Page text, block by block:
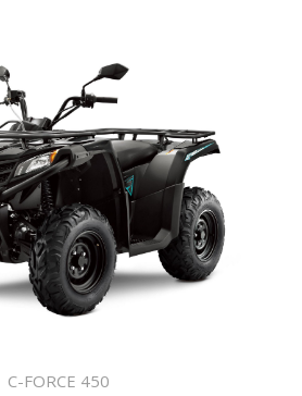
C-FORCE 450